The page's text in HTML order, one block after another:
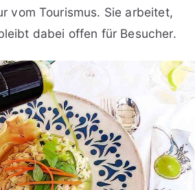
vom Tourismus. Sie arbeitet,
dabei offen für Besucher.